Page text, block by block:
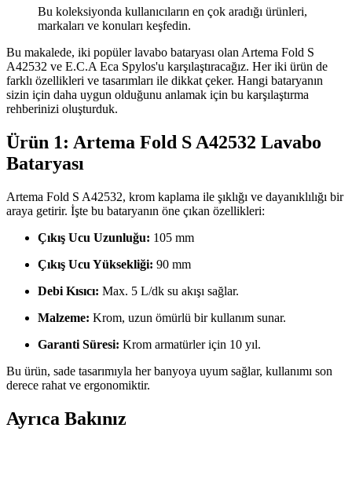
Bu koleksiyonda kullanıcıların en çok aradığı ürünleri,
markaları ve konuları keşfedin.
Bu makalede, iki popüler lavabo bataryası olan Artema Fold S
A42532 ve E.C.A Eca Spylos'u karşılaştıracağız. Her iki ürün de
farklı özellikleri ve tasarımları ile dikkat çeker. Hangi bataryanın
sizin için daha uygun olduğunu anlamak için bu karşılaştırma
rehberinizi oluşturduk.
Ürün 1: Artema Fold S A42532 Lavabo
Bataryası
Artema Fold S A42532, krom kaplama ile şıklığı ve dayanıklılığı bir
araya getirir. İşte bu bataryanın öne çıkan özellikleri:
Çıkış Ucu Uzunluğu: 105 mm
Çıkış Ucu Yüksekliği: 90 mm
Debi Kısıcı: Max. 5 L/dk su akışı sağlar.
Malzeme: Krom, uzun ömürlü bir kullanım sunar.
Garanti Süresi: Krom armatürler için 10 yıl.
Bu ürün, sade tasarımıyla her banyoya uyum sağlar, kullanımı son
derece rahat ve ergonomiktir.
Ayrıca Bakınız